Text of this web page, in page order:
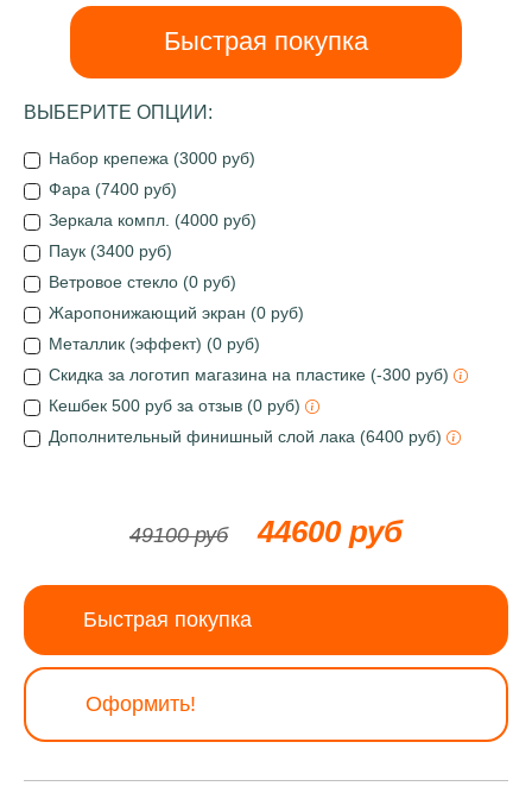
Быстрая покупка
ВЫБЕРИТЕ ОПЦИИ:
Набор крепежа (3000 руб)
Фара (7400 руб)
Зеркала компл. (4000 руб)
Паук (3400 руб)
Ветровое стекло (0 руб)
Жаропонижающий экран (0 руб)
Металлик (эффект) (0 руб)
Скидка за логотип магазина на пластике (-300 руб)
Кешбек 500 руб за отзыв (0 руб)
Дополнительный финишный слой лака (6400 руб)
49100 руб 44600 руб
Быстрая покупка
Оформить!